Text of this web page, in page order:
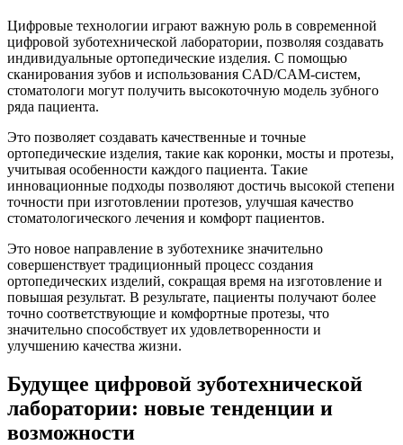
Цифровые технологии играют важную роль в современной
цифровой зуботехнической лаборатории, позволяя создавать
индивидуальные ортопедические изделия. С помощью
сканирования зубов и использования CAD/CAM-систем,
стоматологи могут получить высокоточную модель зубного
ряда пациента.
Это позволяет создавать качественные и точные
ортопедические изделия, такие как коронки, мосты и протезы,
учитывая особенности каждого пациента. Такие
инновационные подходы позволяют достичь высокой степени
точности при изготовлении протезов, улучшая качество
стоматологического лечения и комфорт пациентов.
Это новое направление в зуботехнике значительно
совершенствует традиционный процесс создания
ортопедических изделий, сокращая время на изготовление и
повышая результат. В результате, пациенты получают более
точно соответствующие и комфортные протезы, что
значительно способствует их удовлетворенности и
улучшению качества жизни.
Будущее цифровой зуботехнической
лаборатории: новые тенденции и
возможности